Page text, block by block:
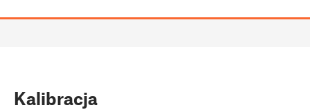
Kalibracja